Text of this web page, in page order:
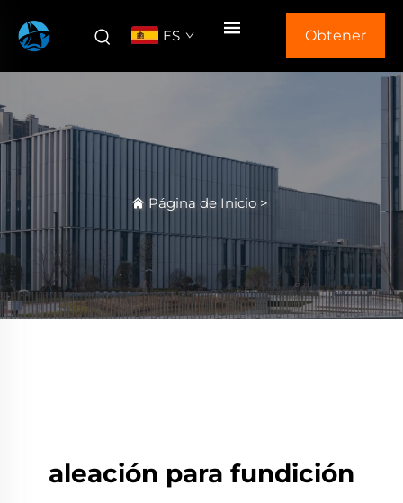
ES Obtener
Página de Inicio >
aleación para fundición